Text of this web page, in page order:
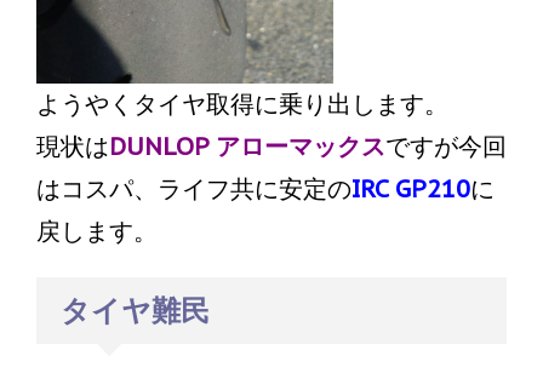
ようやくタイヤ取得に乗り出します。
現状はDUNLOP アローマックスですが今回
はコスパ、ライフ共に安定のIRC GP210に
戻します。
タイヤ難民